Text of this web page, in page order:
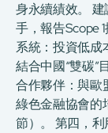
身永續績效。
手，報告Scope
系統：投資低成
結合中國“雙碳”
合作夥伴：與歐
綠色金融協會的
節）。 第四，